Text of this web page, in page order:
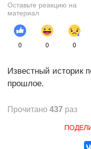
Оставьте реакцию на
материал
0 0 0
Известный историк
прошлое.
Прочитано 437 раз